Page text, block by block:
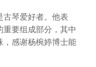
古琴爱好者。他表
要组成部分，其中
，感谢杨椀婷博士能